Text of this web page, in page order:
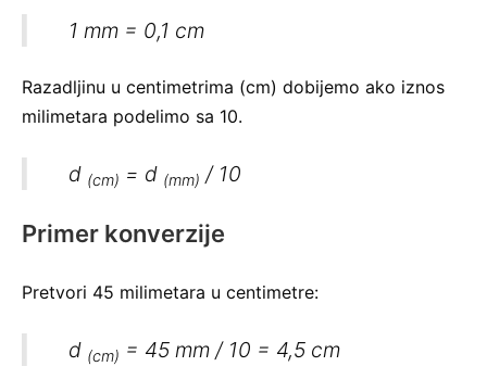
1 mm = 0,1 cm
Razadljinu u centimetrima (cm) dobijemo ako iznos
milimetara podelimo sa 10.
d (cm) = d (mm) / 10
Primer konverzije
Pretvori 45 milimetara u centimetre:
d (cm) = 45 mm / 10 = 4,5 cm